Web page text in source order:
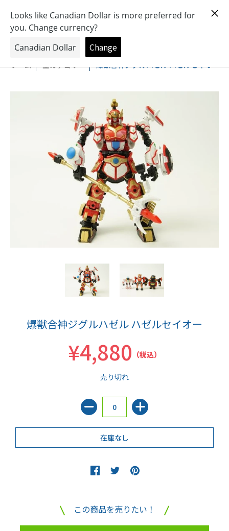
ホーム 全カテゴリー 爆獣合神ジグルハゼル ハゼルセイオー
爆獣合神ジグルハゼル ハゼルセイオー
¥4,880 （税込）
売り切れ
この商品を売りたい！